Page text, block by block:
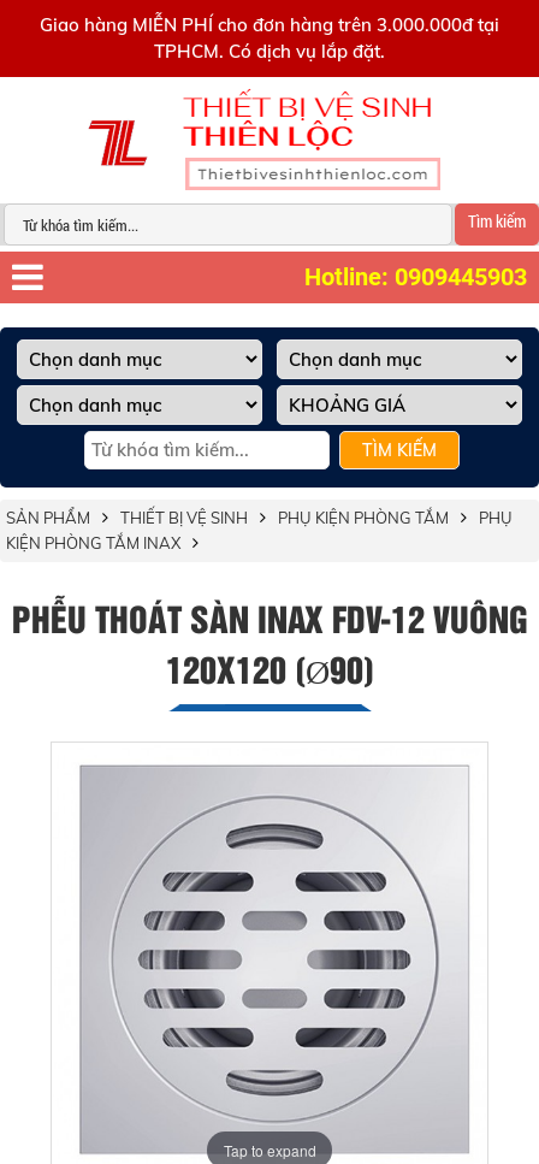
Giao hàng MIỄN PHÍ cho đơn hàng trên 3.000.000đ tại
TPHCM. Có dịch vụ lắp đặt.
Tìm kiếm
Hotline: 0909445903
TÌM KIẾM
SẢN PHẨM THIẾT BỊ VỆ SINH PHỤ KIỆN PHÒNG TẮM
PHỤ
KIỆN PHÒNG TẮM INAX
PHỄU THOÁT SÀN INAX FDV-12 VUÔNG
120X120 (Ø90)
Tap to expand
Tap to expand
0909445903